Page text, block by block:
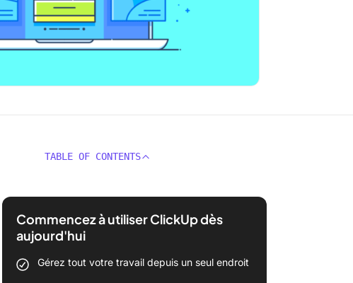
TABLE OF CONTENTS
Commencez à utiliser ClickUp dès
aujourd'hui
Gérez tout votre travail depuis un seul endroit